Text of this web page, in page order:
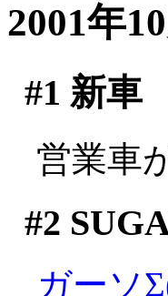
2001年
#1 新車
営業車
#2
ガーソ